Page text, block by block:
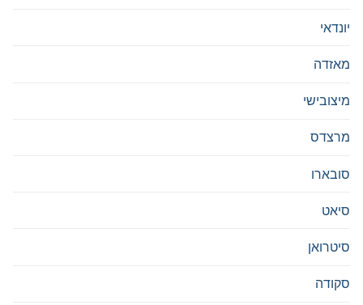
יונדאי
מאזדה
מיצובישי
מרצדס
סובארו
סיאט
סיטרואן
סקודה